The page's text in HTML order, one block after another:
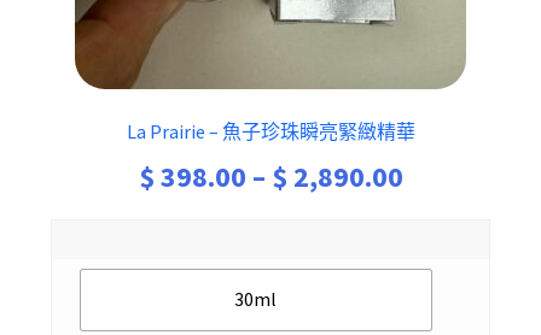
La Prairie – 魚子珍珠瞬亮緊緻精華
$398.00 – $ 2,890.00Price
$ 398.00
30ml